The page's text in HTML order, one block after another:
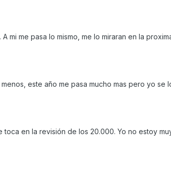
mi me pasa lo mismo, me lo miraran en la
este año me pasa mucho mas pero yo se
en la revisión de los 20.000. Yo no estoy